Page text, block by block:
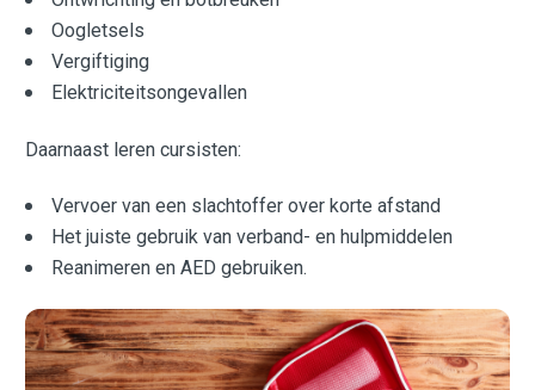
Oogletsels
Vergiftiging
Elektriciteitsongevallen
Daarnaast leren cursisten:
Vervoer van een slachtoffer over korte afstand
Het juiste gebruik van verband- en hulpmiddelen
Reanimeren en AED gebruiken.